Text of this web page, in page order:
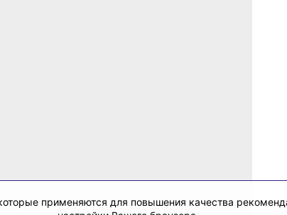
применяются для повышения качества